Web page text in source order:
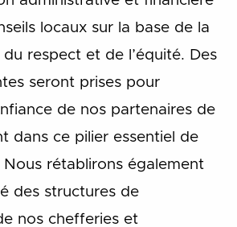
locaux sur la base de la
respect et de l’équité. Des
seront prises pour
de nos partenaires de
dans ce pilier essentiel de
rétablirons également
des structures de
nos chefferies et